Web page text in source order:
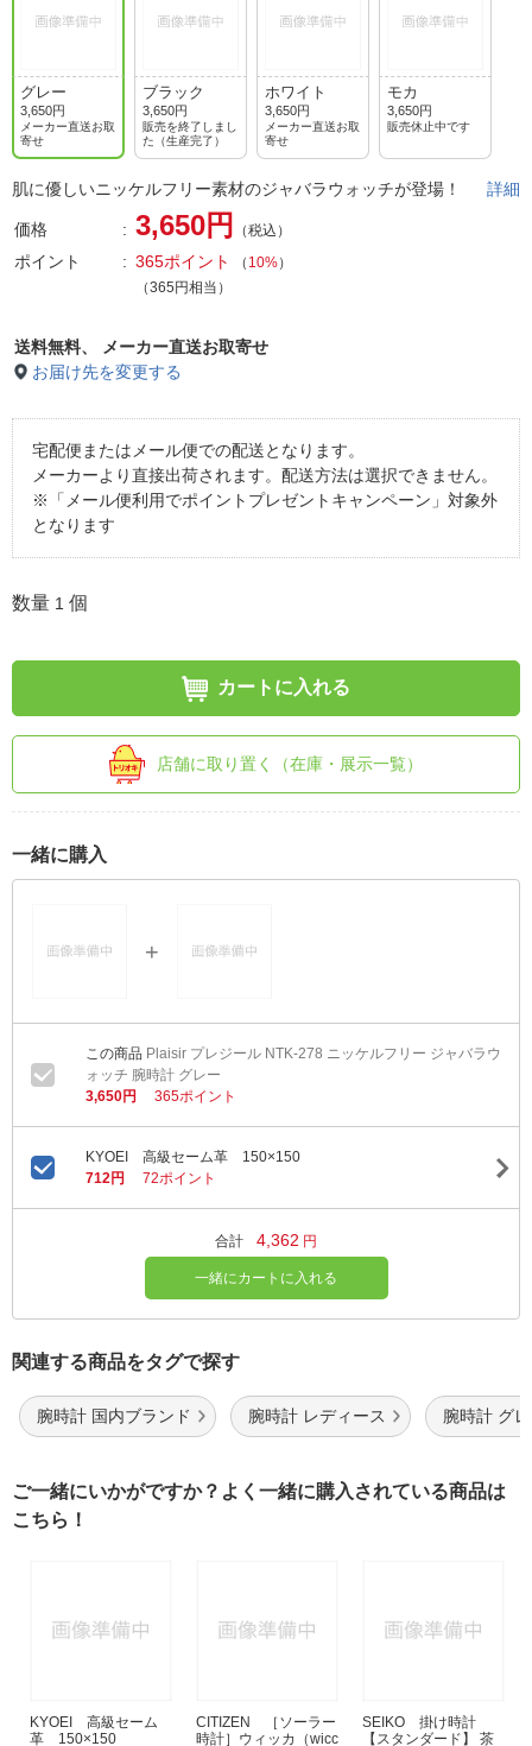
グレー
3,650円
メーカー直送お取
寄せ
ブラック
3,650円
販売を終了しまし
た（生産完了）
ホワイト
3,650円
メーカー直送お取
寄せ
モカ
3,650円
販売休止中です
肌に優しいニッケルフリー素材のジャバラウォッチが登場！ 詳細
価格 3,650円 （税込）
ポイント 365ポイント （ 10%）
（365円相当）
送料無料、
メーカー直送お取寄せ
お届け先を変更する
宅配便またはメール便での配送となります。
メーカーより直接出荷されます。配送方法は選択できません。
※「メール便利用でポイントプレゼントキャンペーン」対象外
となります
数量 1 個
カートに入れる
店舗に取り置く（在庫・展示一覧）
一緒に購入
Plaisir プレジール NTK-278 ニッケルフリー ジャバラウ
ォッチ 腕時計 グレー
3,650円
365ポイント
KYOEI 高級セーム革 150×150
712円
72ポイント
合計 4,362 円
一緒にカートに入れる
関連する商品をタグで探す
腕時計 国内ブランド 腕時計 レディース 腕時計 グ
ご一緒にいかがですか？よく一緒に購入されている商品は
こちら！
KYOEI 高級セーム
革 150×150
CITIZEN ［ソーラー
時計］ウィッカ（wicc
SEIKO 掛け時計
【スタンダード】 茶